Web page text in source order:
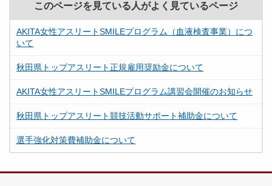
このページを見ている人がよく見ているページ
AKITA女性アスリートSMILEプログラム（血液検査事業）につ
いて
秋田県トップアスリート正規雇用奨励金について
AKITA女性アスリートSMILEプログラム講習会開催のお知らせ
秋田県トップアスリート競技活動サポート補助金について
選手強化対策費補助金について